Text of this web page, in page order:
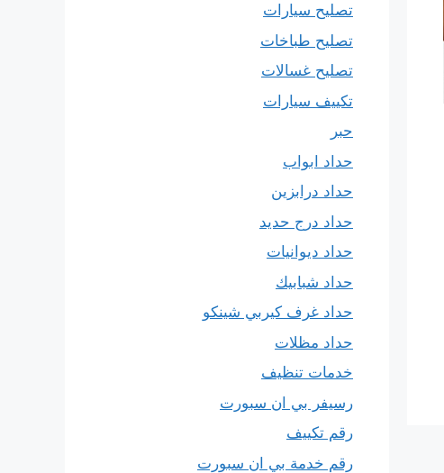
تصليح سيارات
تصليح طباخات
تصليح غسالات
تكييف سيارات
حبر
حداد ابواب
حداد درابزين
حداد درج حديد
حداد ديوانيات
حداد شبابيك
حداد غرف كيربي شينكو
حداد مظلات
خدمات تنظيف
رسيفر بي ان سبورت
رقم تكييف
رقم خدمة بي ان سبورت